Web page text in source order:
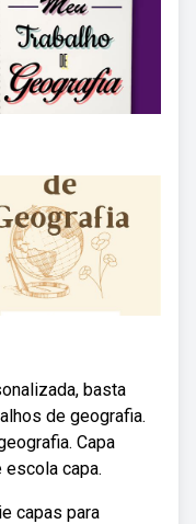
basta
de geografia.
Capa
escola capa.
capas para